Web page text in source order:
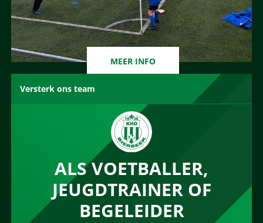
MEER INFO
Versterk ons team
ALS VOETBALLER,
JEUGDTRAINER OF
BEGELEIDER